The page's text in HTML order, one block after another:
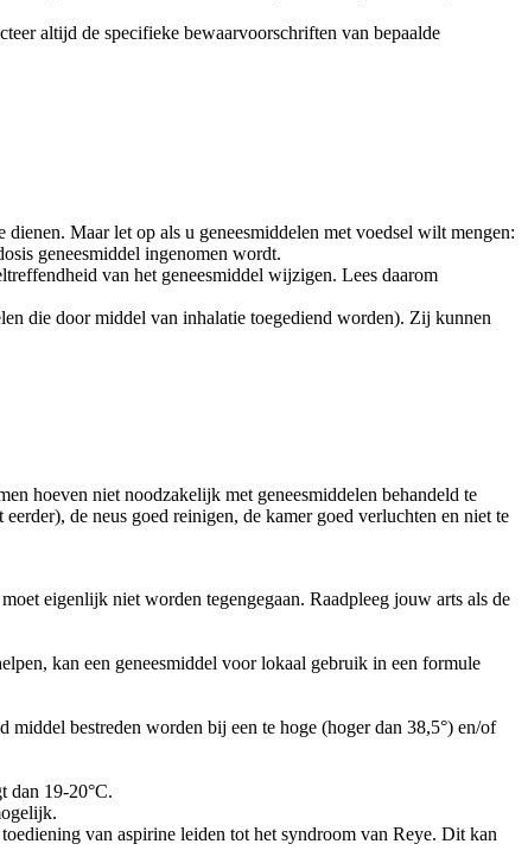
altijd de specifieke bewaarvoorschriften van bepaalde
Maar let op als u geneesmiddelen met voedsel wilt mengen:
geneesmiddel ingenomen wordt.
van het geneesmiddel wijzigen. Lees daarom
die door middel van inhalatie toegediend worden). Zij kunnen
hoeven niet noodzakelijk met geneesmiddelen behandeld te
de neus goed reinigen, de kamer goed verluchten en niet te
eigenlijk niet worden tegengegaan. Raadpleeg jouw arts als de
kan een geneesmiddel voor lokaal gebruik in een formule
bestreden worden bij een te hoge (hoger dan 38,5°) en/of
dan 19-20°C.
van aspirine leiden tot het syndroom van Reye. Dit kan